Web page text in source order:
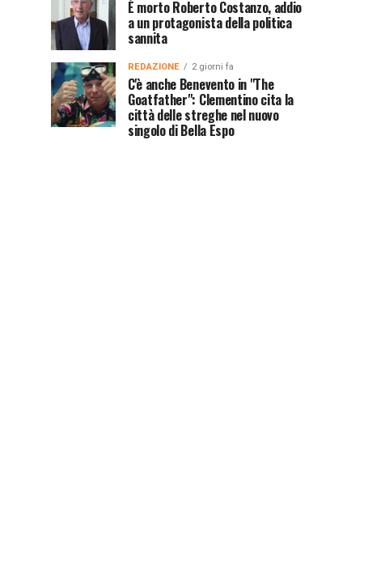
È morto Roberto Costanzo, addio
a un protagonista della politica
sannita
REDAZIONE 2 giorni fa
C'è anche Benevento in "The
Goatfather": Clementino cita la
città delle streghe nel nuovo
singolo di Bella Espo